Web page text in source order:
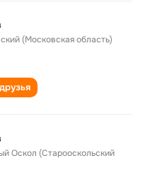
(Московская область)
Оскол (Старооскольский